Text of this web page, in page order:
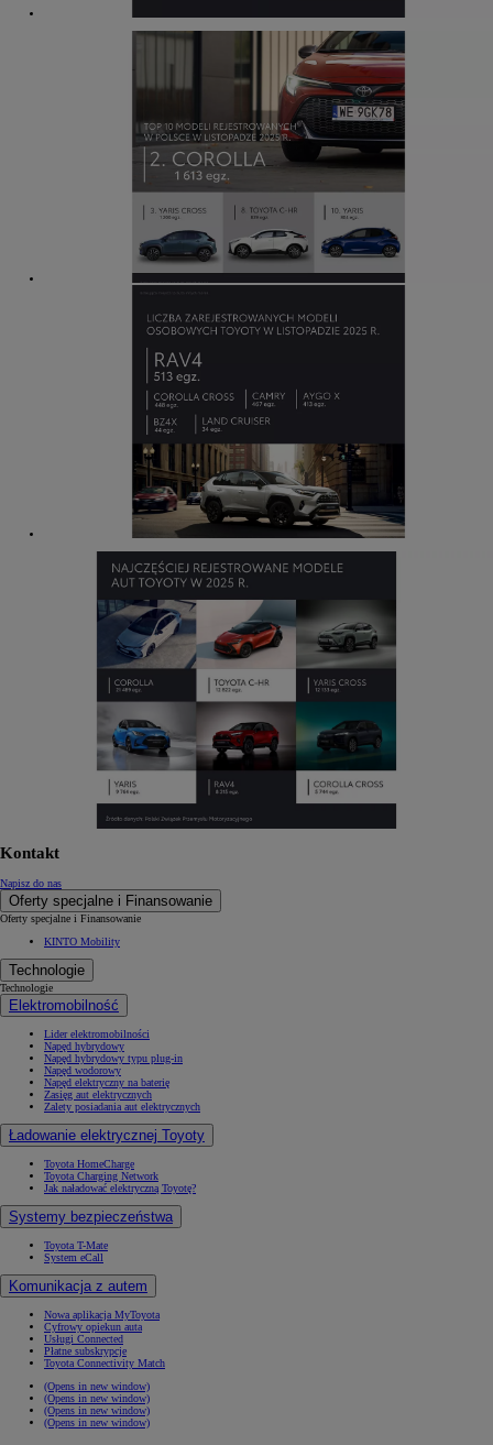
Kontakt
Napisz do nas
Oferty specjalne i Finansowanie
Oferty specjalne i Finansowanie
KINTO Mobility
Technologie
Technologie
Elektromobilność
Lider elektromobilności
Napęd hybrydowy
Napęd hybrydowy typu plug-in
Napęd wodorowy
Napęd elektryczny na baterię
Zasięg aut elektrycznych
Zalety posiadania aut elektrycznych
Ładowanie elektrycznej Toyoty
Toyota HomeCharge
Toyota Charging Network
Jak naładować elektryczną Toyotę?
Systemy bezpieczeństwa
Toyota T-Mate
System eCall
Komunikacja z autem
Nowa aplikacja MyToyota
Cyfrowy opiekun auta
Usługi Connected
Płatne subskrypcje
Toyota Connectivity Match
(Opens in new window)
(Opens in new window)
(Opens in new window)
(Opens in new window)